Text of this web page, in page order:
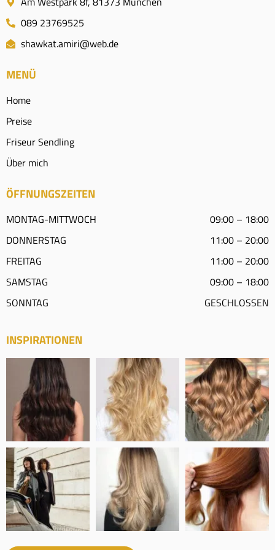
089 23769525
shawkat.amiri@web.de
MENÜ
Home
Preise
Friseur Sendling
Über mich
ÖFFNUNGSZEITEN
MONTAG-MITTWOCH
09:00 – 18:00
DONNERSTAG
11:00 – 20:00
FREITAG
11:00 – 20:00
SAMSTAG
09:00 – 18:00
SONNTAG
GESCHLOSSEN
INSPIRATIONEN